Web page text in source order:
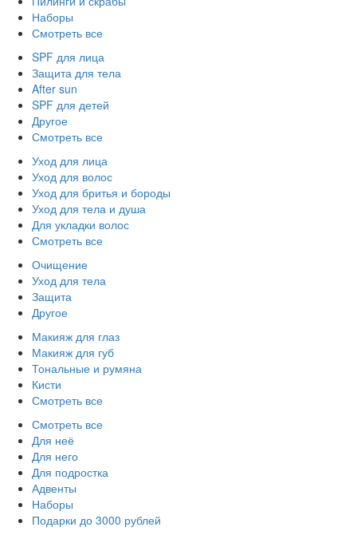
Наборы
Смотреть все
SPF для лица
Защита для тела
After sun
SPF для детей
Другое
Смотреть все
Уход для лица
Уход для волос
Уход для бритья и бороды
Уход для тела и душа
Для укладки волос
Смотреть все
Очищение
Уход для тела
Защита
Другое
Макияж для глаз
Макияж для губ
Тональные и румяна
Кисти
Смотреть все
Смотреть все
Для неё
Для него
Для подростка
Адвенты
Наборы
Подарки до 3000 рублей